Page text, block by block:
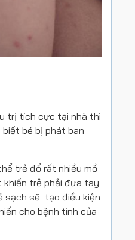
trị tích cực tại nhà thì
biết bé bị phát ban
trẻ đổ rất nhiều mồ
khiến trẻ phải đưa tay
sạch sẽ tạo điều kiện
cho bệnh tình của